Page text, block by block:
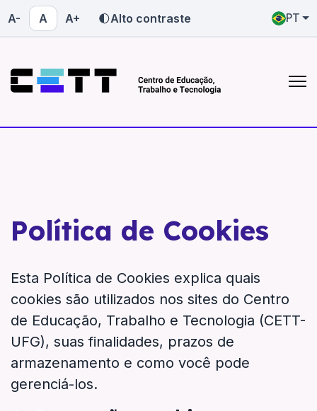
A- A A+ Alto contraste PT
Política de Cookies
Esta Política de Cookies explica quais
cookies são utilizados nos sites do Centro
de Educação, Trabalho e Tecnologia (CETT-
UFG), suas finalidades, prazos de
armazenamento e como você pode
gerenciá-los.